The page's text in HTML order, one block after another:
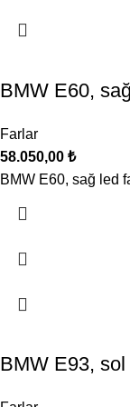
BMW E60,
Farlar
58.050,00 ₺
BMW E60, sağ led
BMW E93, sol